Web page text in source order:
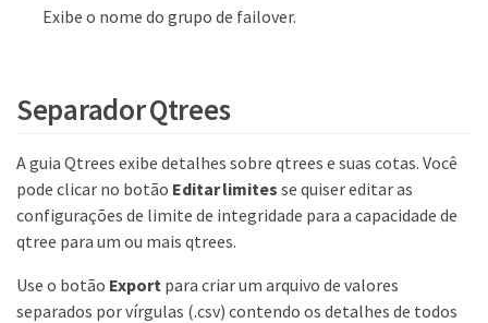
Exibe o nome do grupo de failover.
Separador Qtrees
A guia Qtrees exibe detalhes sobre qtrees e suas cotas. Você
pode clicar no botão Editar limites se quiser editar as
configurações de limite de integridade para a capacidade de
qtree para um ou mais qtrees.
Use o botão Export para criar um arquivo de valores
separados por vírgulas (.csv) contendo os detalhes de todos